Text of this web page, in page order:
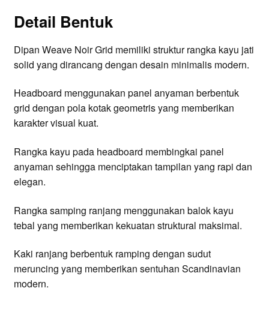
Detail Bentuk
Dipan Weave Noir Grid memiliki struktur rangka kayu jati
solid yang dirancang dengan desain minimalis modern.
Headboard menggunakan panel anyaman berbentuk
grid dengan pola kotak geometris yang memberikan
karakter visual kuat.
Rangka kayu pada headboard membingkai panel
anyaman sehingga menciptakan tampilan yang rapi dan
elegan.
Rangka samping ranjang menggunakan balok kayu
tebal yang memberikan kekuatan struktural maksimal.
Kaki ranjang berbentuk ramping dengan sudut
meruncing yang memberikan sentuhan Scandinavian
modern.